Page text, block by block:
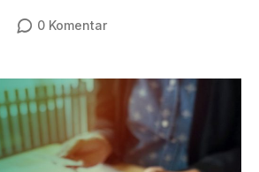
0Komentar